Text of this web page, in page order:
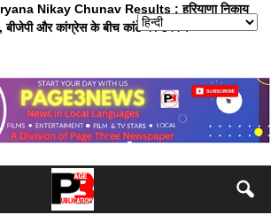
Nikay Chunav Results : हरियाणा निकाय
बीजेपी और कांग्रेस के बीच कांटे की टक्कर